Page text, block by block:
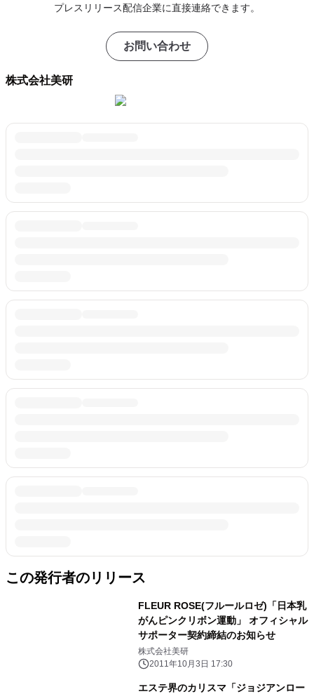
プレスリリース配信企業に直接連絡できます。
お問い合わせ
株式会社美研
この発行者のリリース
FLEUR ROSE(フルールロゼ)「日本乳
がんピンクリボン運動」 オフィシャル
サポーター契約締結のお知らせ
株式会社美研
2011年10月3日 17:30
エステ界のカリスマ「ジョジアンロー